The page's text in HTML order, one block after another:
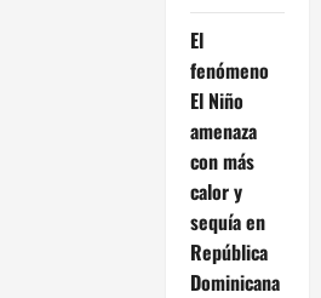
El
fenómeno
El Niño
amenaza
con más
calor y
sequía en
República
Dominicana